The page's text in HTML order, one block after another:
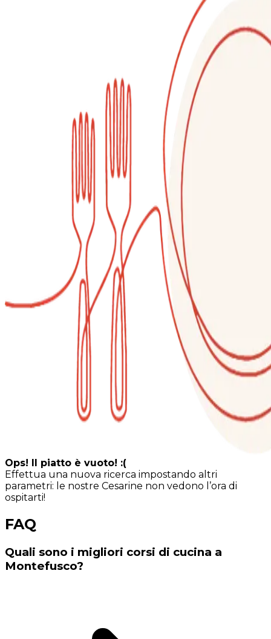
Ops! Il piatto è vuoto! :(
Effettua una nuova ricerca impostando altri
parametri: le nostre Cesarine non vedono l’ora di
ospitarti!
FAQ
Quali sono i migliori corsi di cucina a
Montefusco?